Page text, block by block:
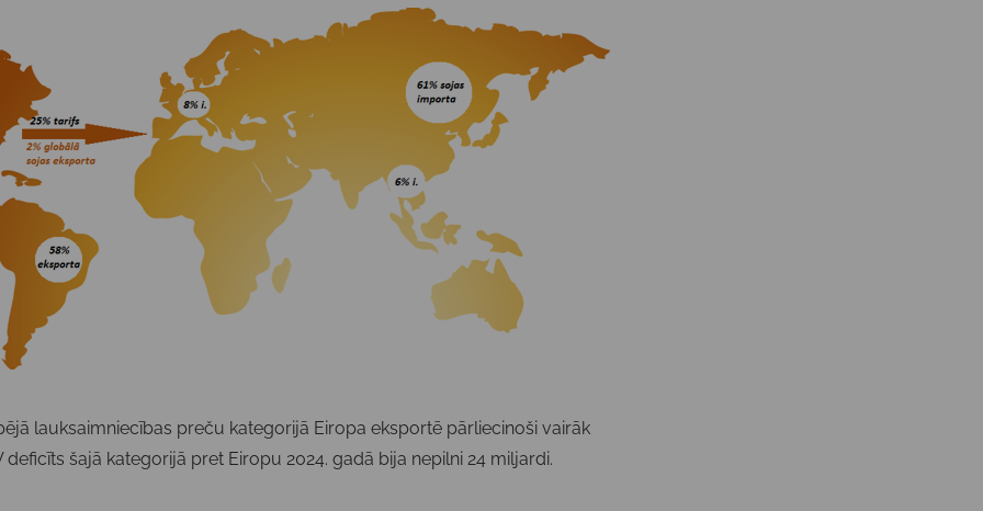
lauksaimniecības preču kategorijā Eiropa eksportē pārliecinoši vairāk
deficīts šajā kategorijā pret Eiropu 2024. gadā bija nepilni 24 miljardi.